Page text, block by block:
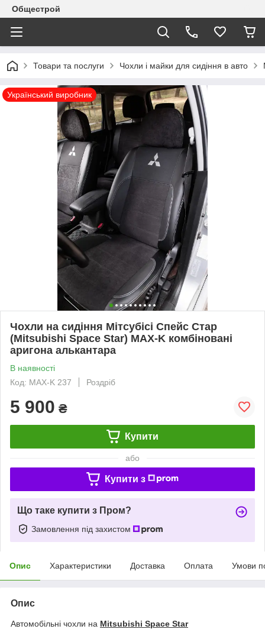
Общестрой
Товари та послуги Чохли і майки для сидіння в авто
Український виробник
Чохли на сидіння Мітсубісі Спейс Стар
(Mitsubishi Space Star) MAX-K комбіновані
аригона алькантара
В наявності
Код: MAX-K 237
Роздріб
5 900 ₴
Купити
або
Купити з
Що таке купити з Пром?
Замовлення під захистом
Опис Характеристики Доставка Оплата Умови
Опис
Автомобільні чохли на Mitsubishi Space Star